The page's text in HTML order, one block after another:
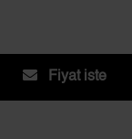
Fiyat iste